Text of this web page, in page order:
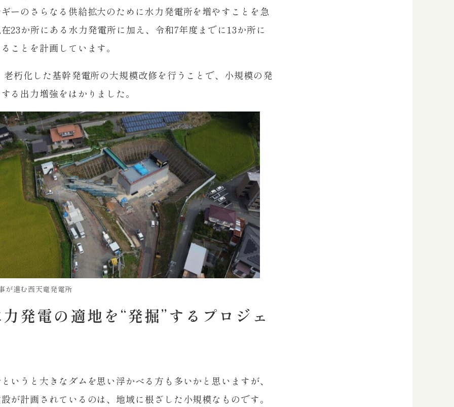
ーのさらなる供給拡大のために水力発電所を増やすことを急
23か所にある水力発電所に加え、令和7年度までに13か所に
ことを計画しています。
老朽化した基幹発電所の大規模改修を行うことで、小規模の発
る出力増強をはかりました。
が進む西天竜発電所
発電の適地を“発掘”するプロジェ
いうと大きなダムを思い浮かべる方も多いかと思いますが、
が計画されているのは、地域に根ざした小規模なものです。